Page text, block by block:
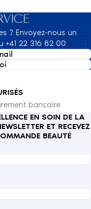
? Envoyez-nous un
22 316 82 00
bancaire
EN SOIN DE LA
ET RECEVEZ
BEAUTÉ